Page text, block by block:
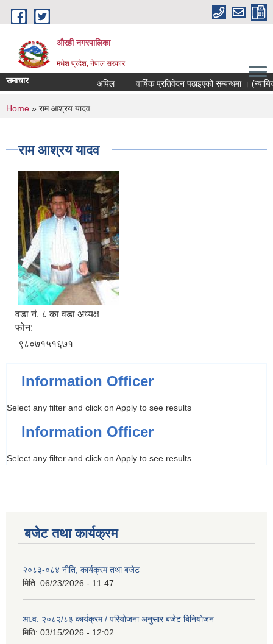
Skip to main content
औरही नगरपालिका
मधेश प्रदेश, नेपाल सरकार
समाचार अपिल वार्षिक प्रतिवेदन पठाइएको सम्बन्धमा । (न्यायिक
You are here
Home » राम आश्रय यादव
राम आश्रय यादव
वडा न‌ं. ८ का वडा अध्यक्ष
फोन:
९८०७१५१६७१
Information Officer
Select any filter and click on Apply to see results
Information Officer
Select any filter and click on Apply to see results
बजेट तथा कार्यक्रम
२०८३-०८४ नीति, कार्यक्रम तथा बजेट
मिति: 06/23/2026 - 11:47
आ.व. २०८२/८३ कार्यक्रम / परियोजना अनुसार बजेट बिनियोजन
मिति: 03/15/2026 - 12:02